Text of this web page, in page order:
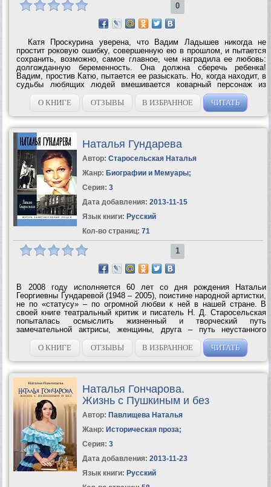
0
Катя Проскурина уверена, что Вадим Ладышев никогда не
простит роковую ошибку, совершенную ею в прошлом, и пытается
сохранить, возможно, самое главное, чем наградила ее любовь:
долгожданную беременность. Она должна сберечь ребенка!
Вадим, простив Катю, пытается ее разыскать. Но, когда находит, в
судьбы любящих людей вмешивается коварный персонаж из
прошлого. Миг бесконечности. Для одних он - секунда, для других
- вся оставшаяся...
О КНИГЕ ОТЗЫВЫ В ИЗБРАННОЕ ЧИТАТЬ
Наталья Гундарева
Автор: Старосельская Наталья
Жанр: Биографии и Мемуары;
Серия: 3
Дата добавления: 2013-11-15
Язык книги: Русский
Кол-во страниц: 71
1
В 2008 году исполняется 60 лет со дня рождения Натальи
Георгиевны Гундаревой (1948 – 2005), поистине народной артистки,
не по «статусу» – по огромной любви к ней в нашей стране. В
своей книге театральный критик и писатель Н. Д. Старосельская
попыталась осмыслить жизненный и творческий путь
замечательной актрисы, женщины, друга – путь неустанного
поиска, путь напряженного познания собственного духовного...
О КНИГЕ
ОТЗЫВЫ В ИЗБРАННОЕ ЧИТАТЬ
Наталья Гончарова.
Жизнь с Пушкиным и без
Автор: Павлищева Наталья
Жанр: Историческая проза;
Серия: 3
Дата добавления: 2013-11-23
Язык книги: Русский